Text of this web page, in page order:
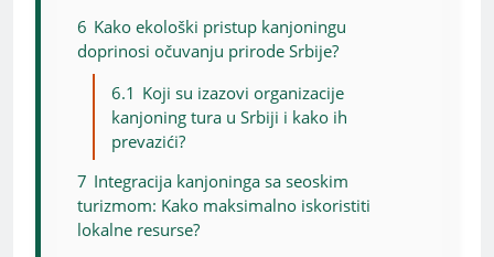
6 Kako ekološki pristup kanjoningu
doprinosi očuvanju prirode Srbije?
6.1 Koji su izazovi organizacije
kanjoning tura u Srbiji i kako ih
prevazići?
7 Integracija kanjoninga sa seoskim
turizmom: Kako maksimalno iskoristiti
lokalne resurse?